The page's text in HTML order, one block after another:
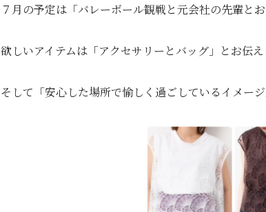
７月の予定は「バレーボール観戦と元会社の先輩とお
欲しいアイテムは「アクセサリーとバッグ」とお伝え
そして「安心した場所で愉しく過ごしているイメー